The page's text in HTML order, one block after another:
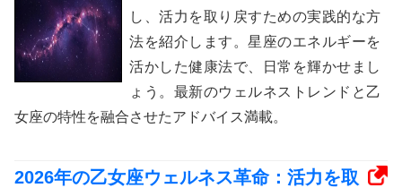
し、活力を取り戻すための実践的な方
法を紹介します。星座のエネルギーを
活かした健康法で、日常を輝かせまし
ょう。最新のウェルネストレンドと乙
女座の特性を融合させたアドバイス満載。
2026年の乙女座ウェルネス革命：活力を取